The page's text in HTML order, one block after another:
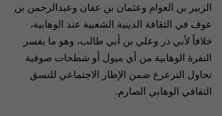
الزبير بن العوام وعثمان بن عفان وعبدالرحمن بن
عوف في الثقافة الدينية الشعبية عند الوهابية،
خلافاً لأبي ذر وعلي بن أبي طالب، وهو ما يفسر
النفرة الوهابية من أي ميول أو شطحات صوفية
تحاول الترعرع ضمن الإطار الاجتماعي للنسق
الثقافي الوهابي الصارم.